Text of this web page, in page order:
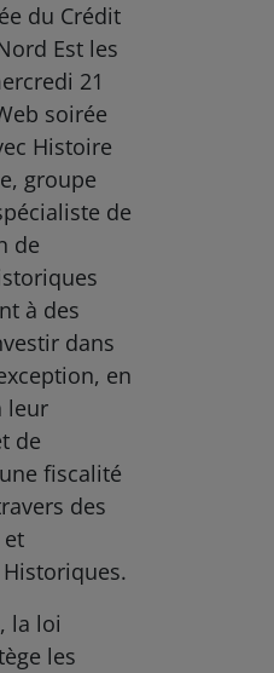
du Crédit
Est les
21
soirée
Histoire
groupe
de
de
à des
dans
en
leur
de
fiscalité
des
la loi
les